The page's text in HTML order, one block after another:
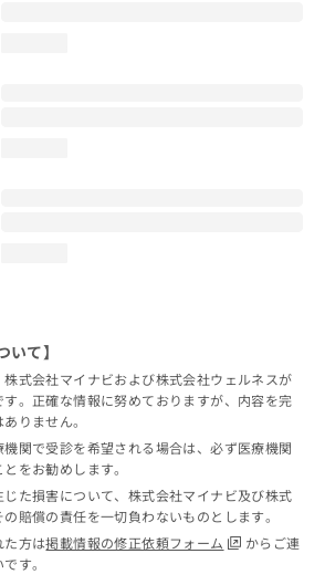
いて】
式会社マイナビおよび株式会社ウェルネスが
。正確な情報に努めておりますが、内容を完
りません。
関で受診を希望される場合は、必ず医療機関
をお勧めします。
た損害について、株式会社マイナビ及び株式
賠償の責任を一切負わないものとします。
た方は掲載情報の修正依頼フォーム
からご連
す。